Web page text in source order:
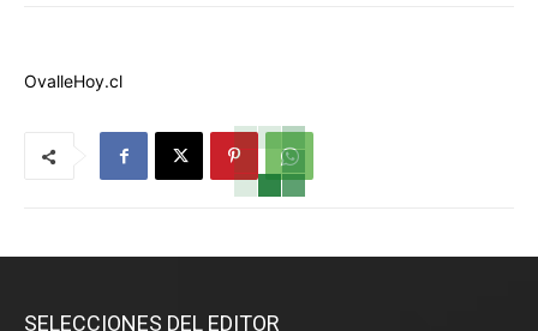
OvalleHoy.cl
SELECCIONES DEL EDITOR